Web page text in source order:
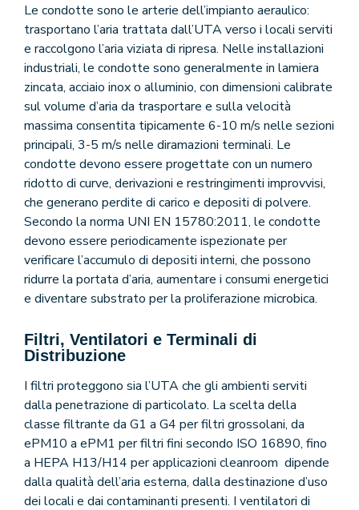
Le condotte sono le arterie dell’impianto aeraulico:
trasportano l’aria trattata dall’UTA verso i locali serviti
e raccolgono l’aria viziata di ripresa. Nelle installazioni
industriali, le condotte sono generalmente in lamiera
zincata, acciaio inox o alluminio, con dimensioni calibrate
sul volume d’aria da trasportare e sulla velocità
massima consentita tipicamente 6-10 m/s nelle sezioni
principali, 3-5 m/s nelle diramazioni terminali. Le
condotte devono essere progettate con un numero
ridotto di curve, derivazioni e restringimenti improvvisi,
che generano perdite di carico e depositi di polvere.
Secondo la norma UNI EN 15780:2011, le condotte
devono essere periodicamente ispezionate per
verificare l’accumulo di depositi interni, che possono
ridurre la portata d’aria, aumentare i consumi energetici
e diventare substrato per la proliferazione microbica.
Filtri, Ventilatori e Terminali di
Distribuzione
I filtri proteggono sia l’UTA che gli ambienti serviti
dalla penetrazione di particolato. La scelta della
classe filtrante da G1 a G4 per filtri grossolani, da
ePM10 a ePM1 per filtri fini secondo ISO 16890, fino
a HEPA H13/H14 per applicazioni cleanroom dipende
dalla qualità dell’aria esterna, dalla destinazione d’uso
dei locali e dai contaminanti presenti. I ventilatori di